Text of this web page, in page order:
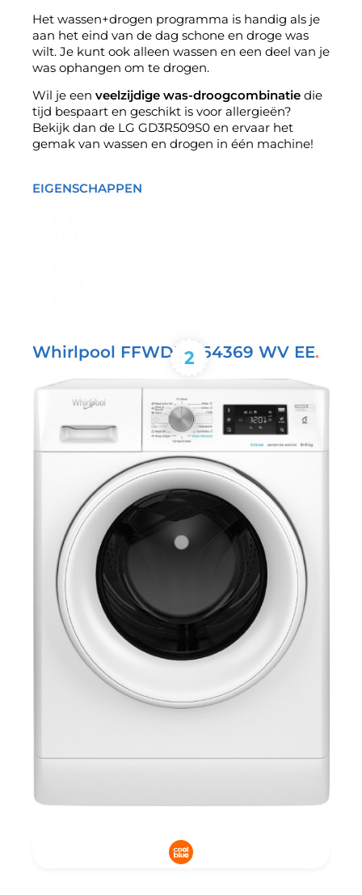
Het wassen+drogen programma is handig als je
aan het eind van de dag schone en droge was
wilt. Je kunt ook alleen wassen en een deel van je
was ophangen om te drogen.
Wil je een veelzijdige was-droogcombinatie die
tijd bespaart en geschikt is voor allergieën?
Bekijk dan de LG GD3R509S0 en ervaar het
gemak van wassen en drogen in één machine!
EIGENSCHAPPEN
Whirlpool FFWDB 964369 WV EE